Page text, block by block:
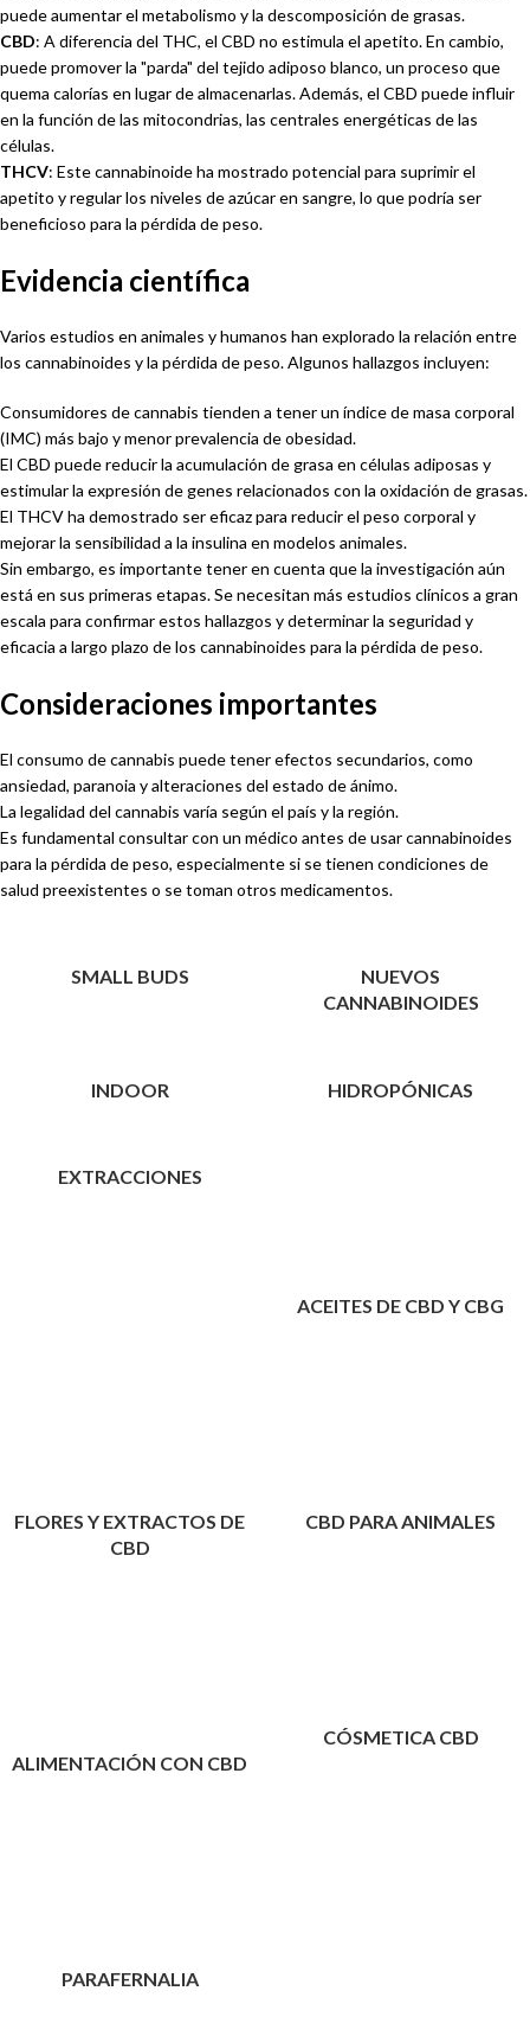
puede aumentar el metabolismo y la descomposición de grasas.
CBD: A diferencia del THC, el CBD no estimula el apetito. En cambio,
puede promover la "parda" del tejido adiposo blanco, un proceso que
quema calorías en lugar de almacenarlas. Además, el CBD puede influir
en la función de las mitocondrias, las centrales energéticas de las
células.
THCV: Este cannabinoide ha mostrado potencial para suprimir el
apetito y regular los niveles de azúcar en sangre, lo que podría ser
beneficioso para la pérdida de peso.
Evidencia científica
Varios estudios en animales y humanos han explorado la relación entre
los cannabinoides y la pérdida de peso. Algunos hallazgos incluyen:
Consumidores de cannabis tienden a tener un índice de masa corporal
(IMC) más bajo y menor prevalencia de obesidad.
El CBD puede reducir la acumulación de grasa en células adiposas y
estimular la expresión de genes relacionados con la oxidación de grasas.
El THCV ha demostrado ser eficaz para reducir el peso corporal y
mejorar la sensibilidad a la insulina en modelos animales.
Sin embargo, es importante tener en cuenta que la investigación aún
está en sus primeras etapas. Se necesitan más estudios clínicos a gran
escala para confirmar estos hallazgos y determinar la seguridad y
eficacia a largo plazo de los cannabinoides para la pérdida de peso.
Consideraciones importantes
El consumo de cannabis puede tener efectos secundarios, como
ansiedad, paranoia y alteraciones del estado de ánimo.
La legalidad del cannabis varía según el país y la región.
Es fundamental consultar con un médico antes de usar cannabinoides
para la pérdida de peso, especialmente si se tienen condiciones de
salud preexistentes o se toman otros medicamentos.
SMALL BUDS
NUEVOS
CANNABINOIDES
INDOOR HIDROPÓNICAS
EXTRACCIONES
ACEITES DE CBD Y CBG
FLORES Y EXTRACTOS DE
CBD
CBD PARA ANIMALES
ALIMENTACIÓN CON CBD
CÓSMETICA CBD
PARAFERNALIA